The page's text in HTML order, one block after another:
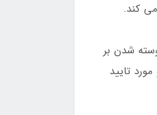
کند.
شدن بر
تایید